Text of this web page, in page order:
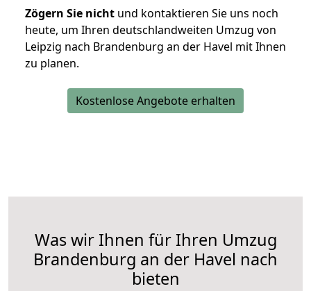
Zögern Sie nicht und kontaktieren Sie uns noch
heute, um Ihren deutschlandweiten Umzug von
Leipzig nach Brandenburg an der Havel mit Ihnen
zu planen.
Kostenlose Angebote erhalten
Was wir Ihnen für Ihren Umzug
Brandenburg an der Havel nach
bieten